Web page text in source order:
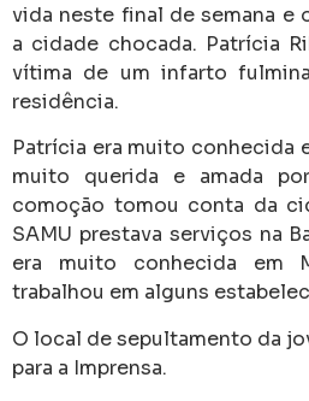
vida neste final de semana
a cidade chocada. Patrícia
vítima de um infarto
residência.
Patrícia era muito conhecida
muito querida e amada
comoção tomou conta da
SAMU prestava serviços na
era muito conhecida em
trabalhou em alguns
O local de sepultamento da
para a Imprensa.